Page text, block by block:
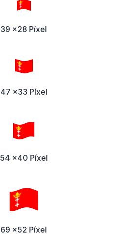
39 x28 Píxel
47 x33 Píxel
54 x40 Píxel
69 x52 Píxel